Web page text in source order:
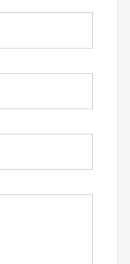
Eller
For